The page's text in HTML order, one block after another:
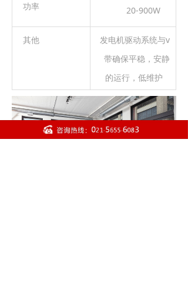
功率 20-900W
其他
发电机驱动系统与v
带确保平稳，安静
的运行，低维护